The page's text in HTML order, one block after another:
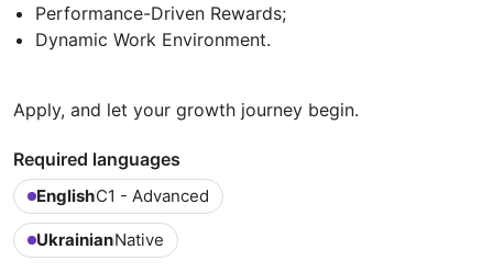
Performance-Driven Rewards;
Dynamic Work Environment.
Apply, and let your growth journey begin.
Required languages
EnglishC1 - Advanced
UkrainianNative